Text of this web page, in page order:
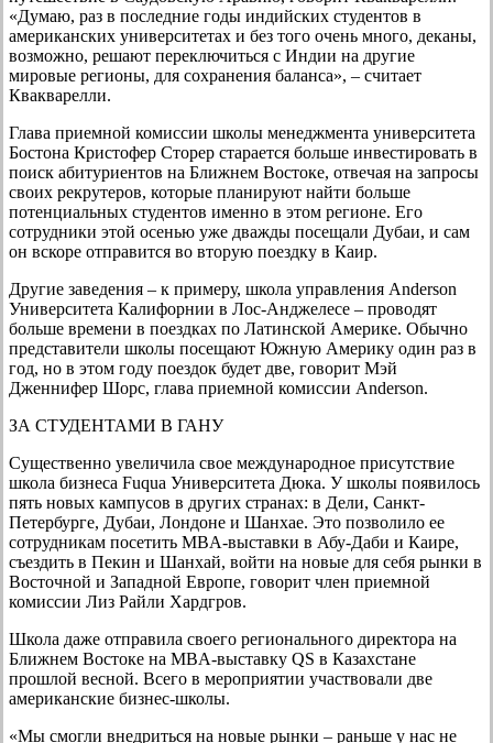
«Думаю, раз в последние годы индийских студентов в
американских университетах и без того очень много, деканы,
возможно, решают переключиться с Индии на другие
мировые регионы, для сохранения баланса», – считает
Квакварелли.
Глава приемной комиссии школы менеджмента университета
Бостона Кристофер Сторер старается больше инвестировать в
поиск абитуриентов на Ближнем Востоке, отвечая на запросы
своих рекрутеров, которые планируют найти больше
потенциальных студентов именно в этом регионе. Его
сотрудники этой осенью уже дважды посещали Дубаи, и сам
он вскоре отправится во вторую поездку в Каир.
Другие заведения – к примеру, школа управления Anderson
Университета Калифорнии в Лос-Анджелесе – проводят
больше времени в поездках по Латинской Америке. Обычно
представители школы посещают Южную Америку один раз в
год, но в этом году поездок будет две, говорит Мэй
Дженнифер Шорс, глава приемной комиссии Anderson.
ЗА СТУДЕНТАМИ В ГАНУ
Существенно увеличила свое международное присутствие
школа бизнеса Fuqua Университета Дюка. У школы появилось
пять новых кампусов в других странах: в Дели, Санкт-
Петербурге, Дубаи, Лондоне и Шанхае. Это позволило ее
сотрудникам посетить MBA-выставки в Абу-Даби и Каире,
съездить в Пекин и Шанхай, войти на новые для себя рынки в
Восточной и Западной Европе, говорит член приемной
комиссии Лиз Райли Хардгров.
Школа даже отправила своего регионального директора на
Ближнем Востоке на MBA-выставку QS в Казахстане
прошлой весной. Всего в мероприятии участвовали две
американские бизнес-школы.
«Мы смогли внедриться на новые рынки – раньше у нас не